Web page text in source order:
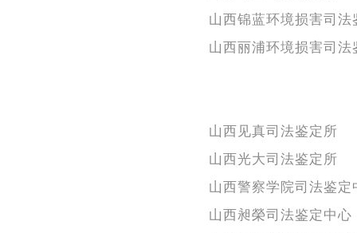
山西锦蓝环境损害司法
山西丽浦环境损害司法
山西见真司法鉴定所
山西光大司法鉴定所
山西警察学院司法鉴定
山西昶榮司法鉴定中心